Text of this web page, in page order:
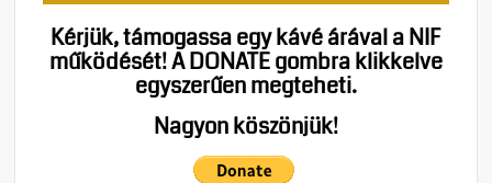
Kérjük, támogassa egy kávé árával a NIF
működését!A DONATE gombra klikkelve
egyszerűen megteheti.
Nagyon köszönjük!